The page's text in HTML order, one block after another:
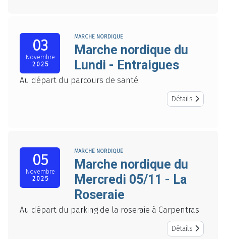
03
Novembre
2025
MARCHE NORDIQUE
Marche nordique du
Lundi - Entraigues
Au départ du parcours de santé.
Détails
05
Novembre
2025
MARCHE NORDIQUE
Marche nordique du
Mercredi 05/11 - La
Roseraie
Au départ du parking de la roseraie à Carpentras
Détails